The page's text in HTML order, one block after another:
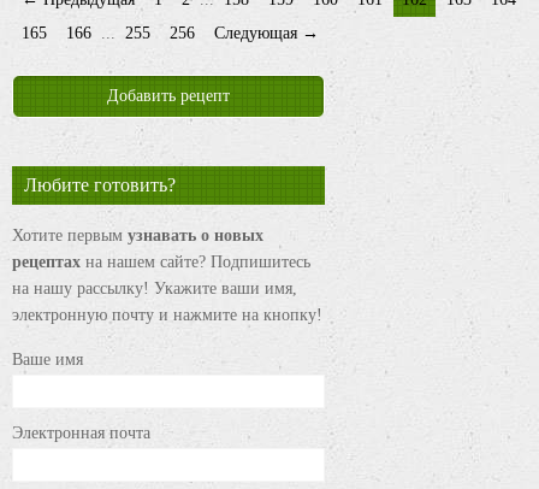
165
166 ... 255 256 Следующая →
Добавить рецепт
Любите готовить?
Хотите первым узнавать о новых
рецептах на нашем сайте? Подпишитесь
на нашу рассылку! Укажите ваши имя,
электронную почту и нажмите на кнопку!
Ваше имя
Электронная почта